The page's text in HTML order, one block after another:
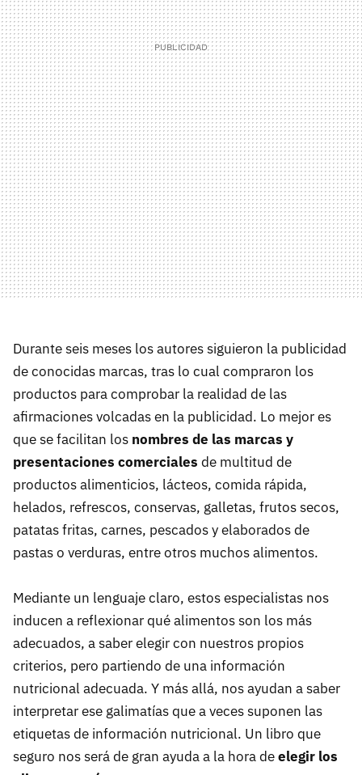
Durante seis meses los autores siguieron la publicidad
de conocidas marcas, tras lo cual compraron los
productos para comprobar la realidad de las
afirmaciones volcadas en la publicidad. Lo mejor es
que se facilitan los nombres de las marcas y
presentaciones comerciales de multitud de
productos alimenticios, lácteos, comida rápida,
helados, refrescos, conservas, galletas, frutos secos,
patatas fritas, carnes, pescados y elaborados de
pastas o verduras, entre otros muchos alimentos.
Mediante un lenguaje claro, estos especialistas nos
inducen a reflexionar qué alimentos son los más
adecuados, a saber elegir con nuestros propios
criterios, pero partiendo de una información
nutricional adecuada. Y más allá, nos ayudan a saber
interpretar ese galimatías que a veces suponen las
etiquetas de información nutricional. Un libro que
seguro nos será de gran ayuda a la hora deelegir los